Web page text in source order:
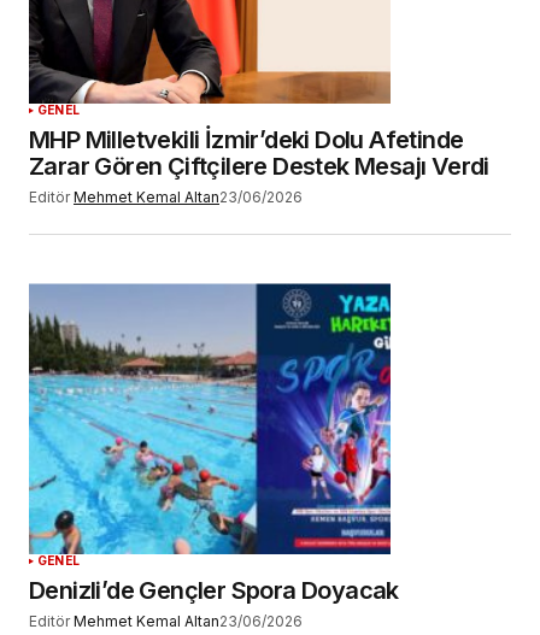
GENEL
MHP Milletvekili İzmir’deki Dolu Afetinde
Zarar Gören Çiftçilere Destek Mesajı Verdi
Editör Mehmet Kemal Altan23/06/2026
GENEL
Denizli’de Gençler Spora Doyacak
Editör Mehmet Kemal Altan23/06/2026